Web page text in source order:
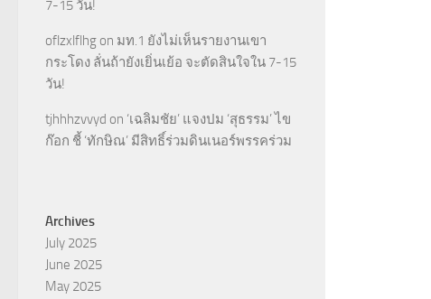
7-15 วัน!
oflzxlflhg on มท.1 ยังไม่เห็นรายงานเขา
กระโดง ลั่นถ้ายังเยิ่นเย้อ จะตัดสินใจใน 7-15
วัน!
tjhhhzvvyd on ‘เฉลิมชัย’ แจงปม ‘สุธรรม’ ไข
ก๊อก ชี้ ‘ทักษิณ’ มีสิทธิ์ร่วมดินเนอร์พรรคร่วม
Archives
July 2025
June 2025
May 2025